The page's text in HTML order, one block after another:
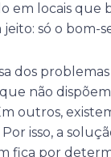
em locais que
só o bom-
dos
não
outros,
isso, a
fica por